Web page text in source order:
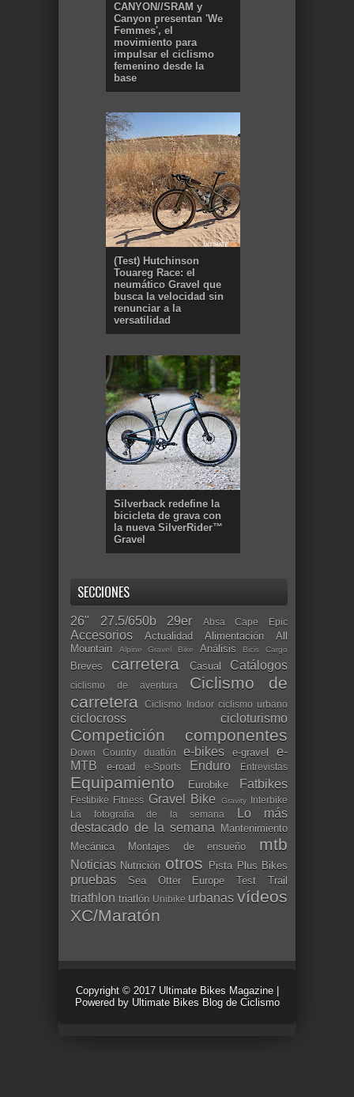
CANYON//SRAM y
Canyon presentan 'We
Femmes', el
movimiento para
impulsar el ciclismo
femenino desde la
base
(Test) Hutchinson
Touareg Race: el
neumático Gravel que
busca la velocidad sin
renunciar a la
versatilidad
Silverback redefine la
bicicleta de grava con
la nueva SilverRider™
Gravel
SECCIONES
26" 27.5/650b 29er Absa Cape Epic
Accesorios Actualidad Alimentación
All
Mountain
Alpine Gravel Bike Análisis Bicis Cargo
Breves carretera Casual Catálogos
ciclismo de aventura
Ciclismo de
carretera
Ciclismo Indoor ciclismo urbano
ciclocross cicloturismo
Competición componentes
Down Country duatlón e-bikes e-gravel
e-
MTB
e-road e-Sports Enduro Entrevistas
Equipamiento Eurobike Fatbikes
Festibike Fitness Gravel Bike Gravity Interbike
La fotografía de la semana
Lo más
destacado de la semana Mantenimiento
Mecánica
Montajes de ensueño mtb
Noticias Nutrición otros Pista Plus Bikes
pruebas Sea Otter Europe Test Trail
triathlon triatlón Unibike urbanas vídeos
XC/Maratón
Copyright © 2017 Ultimate Bikes Magazine|
Powered by Ultimate Bikes Blog de Ciclismo